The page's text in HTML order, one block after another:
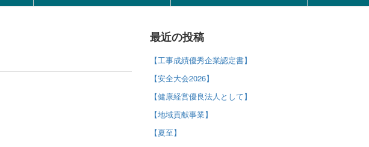
最近の投稿
【工事成績優秀企業認定書】
【安全大会2026】
【健康経営優良法人として】
【地域貢献事業】
【夏至】